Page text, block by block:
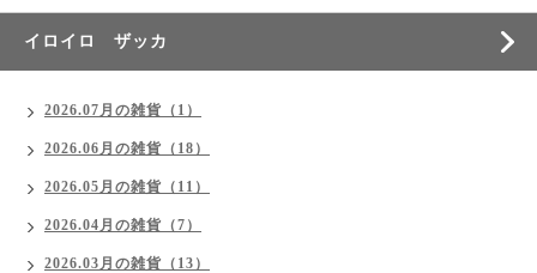
イロイロ ザッカ
2026.07月の雑貨（1）
2026.06月の雑貨（18）
2026.05月の雑貨（11）
2026.04月の雑貨（7）
2026.03月の雑貨（13）